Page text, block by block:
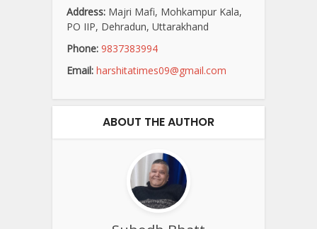
Address: Majri Mafi, Mohkampur Kala,
PO IIP, Dehradun, Uttarakhand
Phone: 9837383994
Email: harshitatimes09@gmail.com
ABOUT THE AUTHOR